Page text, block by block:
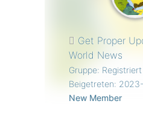
Get Proper
World News
Gruppe: Registriert
Beigetreten:
New Member